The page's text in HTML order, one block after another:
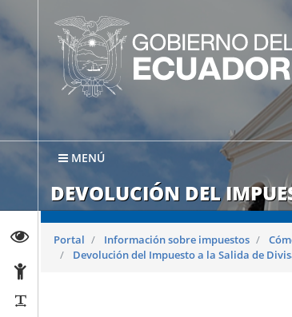
MENÚ
DEVOLUCIÓN DEL
Abrir página de Transparencia
Abrir página de Accesibilidad
Reducir párrafos
Portal Información sobre impuestos
Devolución del Impuesto a la Salida de